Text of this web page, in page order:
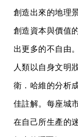
創造出來的地
創造資本與價值
出更多的不自由
人類以自身文明
衛．哈維的分析
佳註解。每座城
在自己所生產的